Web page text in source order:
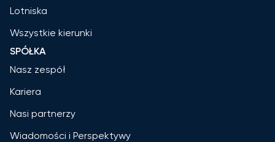
Lotniska
Wszystkie kierunki
SPÓŁKA
Nasz zespół
Kariera
Nasi partnerzy
Wiadomości i Perspektywy